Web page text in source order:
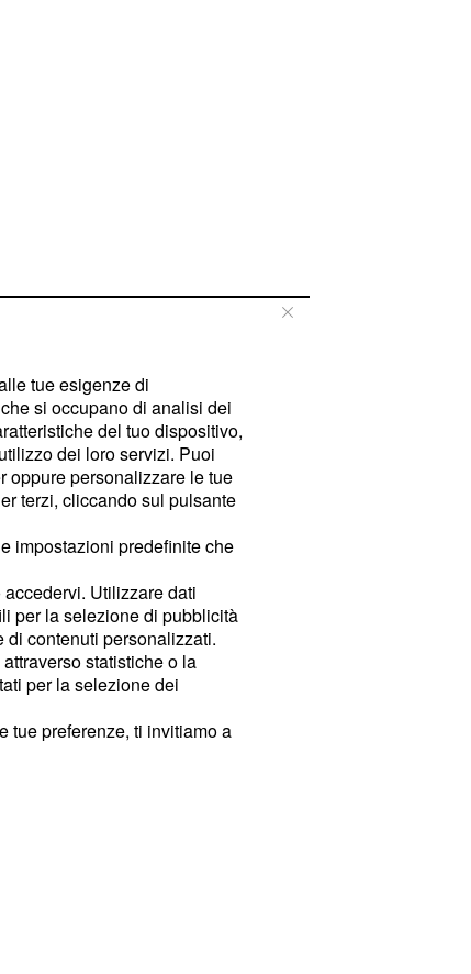
tue esigenze di
si occupano di analisi dei
del tuo dispositivo,
dei loro servizi. Puoi
oppure personalizzare le tue
terzi, cliccando sul pulsante
impostazioni predefinite che
Utilizzare dati
per la selezione di pubblicità
contenuti personalizzati.
statistiche o la
per la selezione dei
tue preferenze, ti invitiamo a